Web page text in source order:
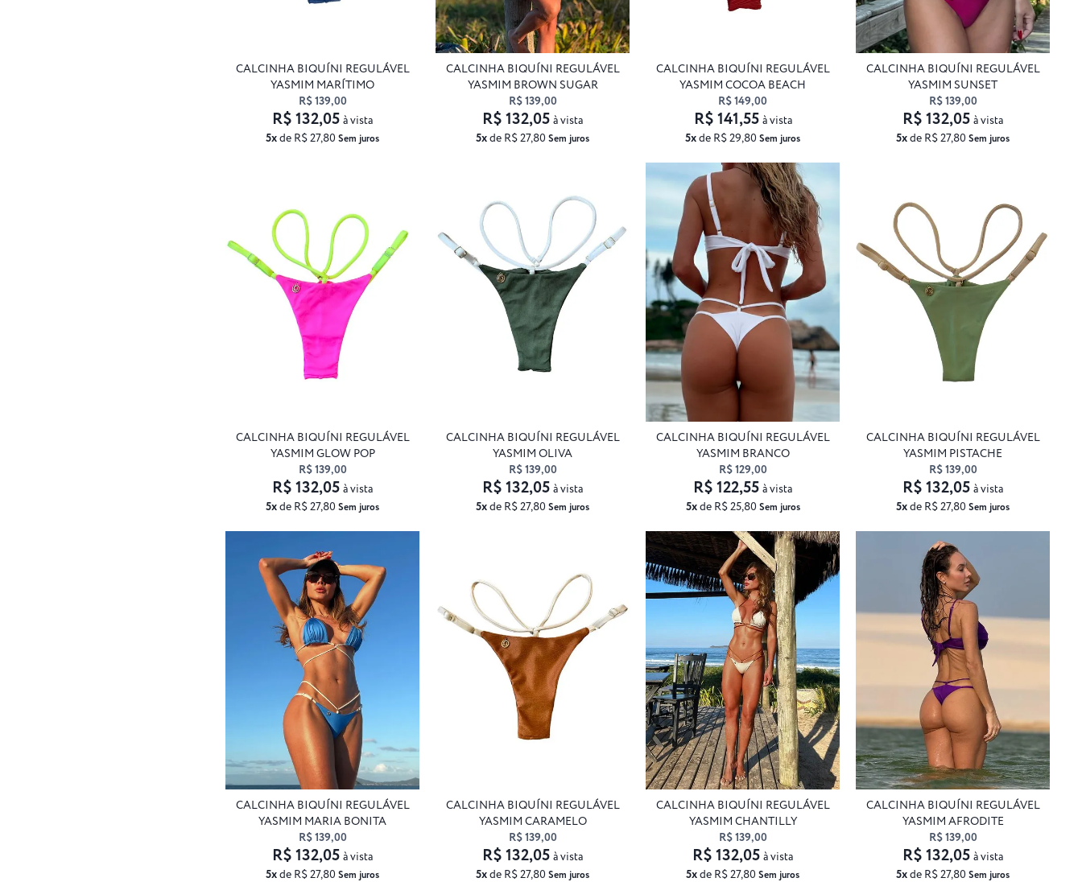
CALCINHA BIQUÍNI REGULÁVEL
YASMIM MARÍTIMO
R$ 139,00
5xde R$ 27,80 Sem juros
R$ 132,05 à vista
CALCINHA BIQUÍNI REGULÁVEL
YASMIM BROWN SUGAR
R$ 139,00
5xde R$ 27,80 Sem juros
R$ 132,05 à vista
CALCINHA BIQUÍNI REGULÁVEL
YASMIM COCOA BEACH
R$ 149,00
5xde R$ 29,80 Sem juros
R$ 141,55 à vista
CALCINHA BIQUÍNI REGULÁVEL
YASMIM SUNSET
R$ 139,00
5xde R$ 27,80 Sem juros
R$ 132,05 à vista
CALCINHA BIQUÍNI REGULÁVEL
YASMIM GLOW POP
R$ 139,00
5xde R$ 27,80 Sem juros
R$ 132,05 à vista
CALCINHA BIQUÍNI REGULÁVEL
YASMIM OLIVA
R$ 139,00
5xde R$ 27,80 Sem juros
R$ 132,05 à vista
CALCINHA BIQUÍNI REGULÁVEL
YASMIM BRANCO
R$ 129,00
5xde R$ 25,80 Sem juros
R$ 122,55 à vista
CALCINHA BIQUÍNI REGULÁVEL
YASMIM PISTACHE
R$ 139,00
5xde R$ 27,80 Sem juros
R$ 132,05 à vista
CALCINHA BIQUÍNI REGULÁVEL
YASMIM MARIA BONITA
R$ 139,00
5xde R$ 27,80 Sem juros
R$ 132,05 à vista
CALCINHA BIQUÍNI REGULÁVEL
YASMIM CARAMELO
R$ 139,00
5xde R$ 27,80 Sem juros
R$ 132,05 à vista
CALCINHA BIQUÍNI REGULÁVEL
YASMIM CHANTILLY
R$ 139,00
5xde R$ 27,80 Sem juros
R$ 132,05 à vista
CALCINHA BIQUÍNI REGULÁVEL
YASMIM AFRODITE
R$ 139,00
5xde R$ 27,80 Sem juros
R$ 132,05 à vista